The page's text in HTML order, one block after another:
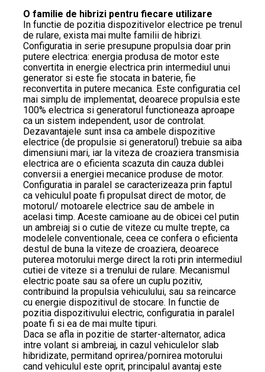
O familie de hibrizi pentru fiecare utilizare
In functie de pozitia dispozitivelor electrice pe trenul
de rulare, exista mai multe familii de hibrizi.
Configuratia in serie presupune propulsia doar prin
putere electrica: energia produsa de motor este
convertita in energie electrica prin intermediul unui
generator si este fie stocata in baterie, fie
reconvertita in putere mecanica. Este configuratia cel
mai simplu de implementat, deoarece propulsia este
100% electrica si generatorul functioneaza aproape
ca un sistem independent, usor de controlat.
Dezavantajele sunt insa ca ambele dispozitive
electrice (de propulsie si generatorul) trebuie sa aiba
dimensiuni mari, iar la viteza de croaziera transmisia
electrica are o eficienta scazuta din cauza dublei
conversii a energiei mecanice produse de motor.
Configuratia in paralel se caracterizeaza prin faptul
ca vehiculul poate fi propulsat direct de motor, de
motorul/ motoarele electrice sau de ambele in
acelasi timp. Aceste camioane au de obicei cel putin
un ambreiaj si o cutie de viteze cu multe trepte, ca
modelele conventionale, ceea ce confera o eficienta
destul de buna la viteze de croaziera, deoarece
puterea motorului merge direct la roti prin intermediul
cutiei de viteze si a trenului de rulare. Mecanismul
electric poate sau sa ofere un cuplu pozitiv,
contribuind la propulsia vehiculului, sau sa reincarce
cu energie dispozitivul de stocare. In functie de
pozitia dispozitivului electric, configuratia in paralel
poate fi si ea de mai multe tipuri.
Daca se afla in pozitie de starter-alternator, adica
intre volant si ambreiaj, in cazul vehiculelor slab
hibridizate, permitand oprirea/pornirea motorului
cand vehiculul este oprit, principalul avantaj este